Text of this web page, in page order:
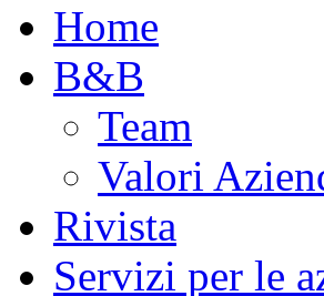
Home
B&B
Team
Valori
Rivista
Servizi per le